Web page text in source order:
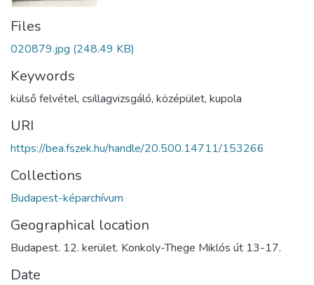
Files
020879.jpg (248.49 KB)
Keywords
külső felvétel, csillagvizsgáló, középület, kupola
URI
https://bea.fszek.hu/handle/20.500.14711/153266
Collections
Budapest-képarchívum
Geographical location
Budapest. 12. kerület. Konkoly-Thege Miklós út 13-17.
Date